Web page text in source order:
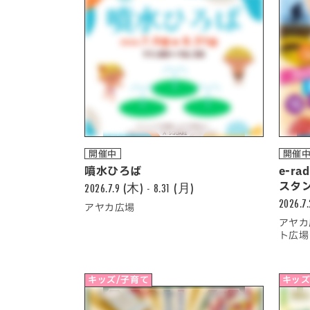
開催中
噴水ひろば
2026.7.9 (木) - 8.31 (月)
アヤカ広場
開催
e-
スタ
アヤ
ト広
キッズ/子育て キッ